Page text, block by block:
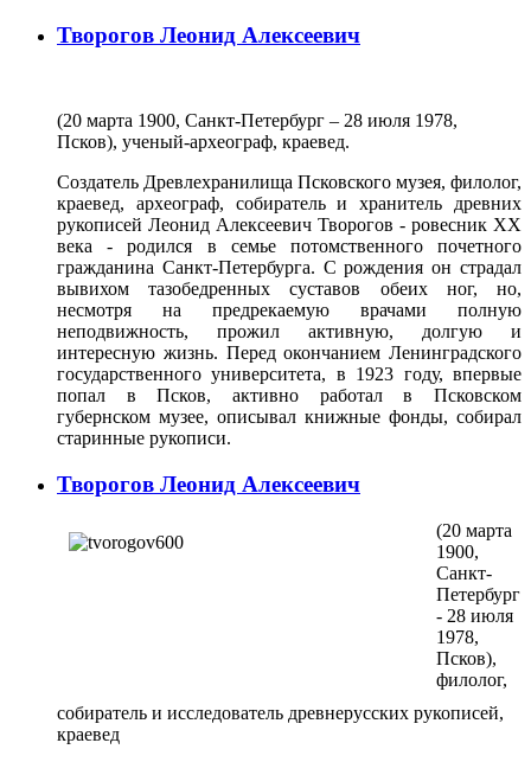
Творогов Леонид Алексеевич
(20 марта 1900, Санкт-Петербург – 28 июля 1978,
Псков), ученый-археограф, краевед.
Создатель Древлехранилища Псковского музея, филолог,
краевед, археограф, собиратель и хранитель древних
рукописей Леонид Алексеевич Творогов - ровесник ХХ
века - родился в семье потомственного почетного
гражданина Санкт-Петербурга. С рождения он страдал
вывихом тазобедренных суставов обеих ног, но,
несмотря на предрекаемую врачами полную
неподвижность, прожил активную, долгую и
интересную жизнь. Перед окончанием Ленинградского
государственного университета, в 1923 году, впервые
попал в Псков, активно работал в Псковском
губернском музее, описывал книжные фонды, собирал
старинные рукописи.
Творогов Леонид Алексеевич
(20 марта
1900,
Санкт-
Петербург
- 28 июля
1978,
Псков),
филолог,
собиратель и исследователь древнерусских рукописей,
краевед